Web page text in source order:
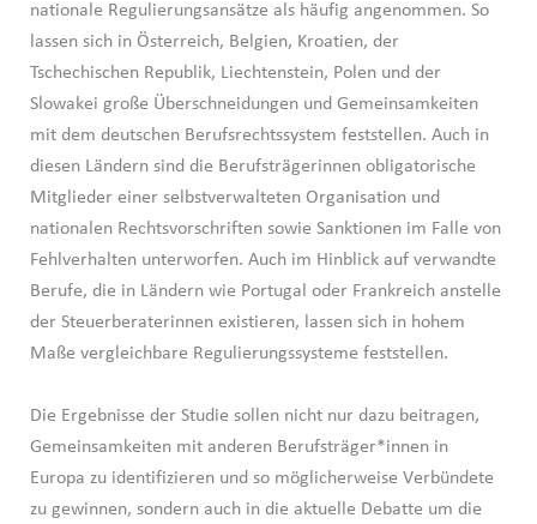
nationale Regulierungsansätze als häufig angenommen. So
lassen sich in Österreich, Belgien, Kroatien, der
Tschechischen Republik, Liechtenstein, Polen und der
Slowakei große Überschneidungen und Gemeinsamkeiten
mit dem deutschen Berufsrechtssystem feststellen. Auch in
diesen Ländern sind die Berufsträgerinnen obligatorische
Mitglieder einer selbstverwalteten Organisation und
nationalen Rechtsvorschriften sowie Sanktionen im Falle von
Fehlverhalten unterworfen. Auch im Hinblick auf verwandte
Berufe, die in Ländern wie Portugal oder Frankreich anstelle
der Steuerberaterinnen existieren, lassen sich in hohem
Maße vergleichbare Regulierungssysteme feststellen.
Die Ergebnisse der Studie sollen nicht nur dazu beitragen,
Gemeinsamkeiten mit anderen Berufsträger*innen in
Europa zu identifizieren und so möglicherweise Verbündete
zu gewinnen, sondern auch in die aktuelle Debatte um die